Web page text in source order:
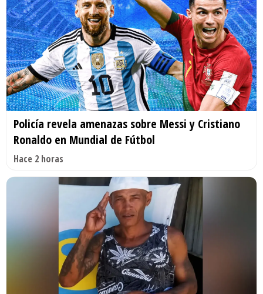
Policía revela amenazas sobre Messi y Cristiano
Ronaldo en Mundial de Fútbol
Hace 2 horas